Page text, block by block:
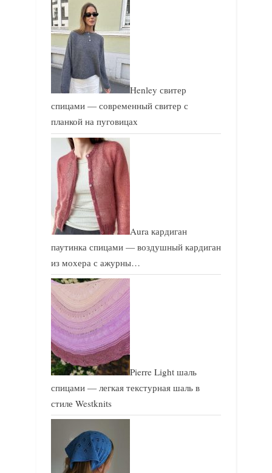
Henley свитер
спицами — современный свитер с
планкой на пуговицах
Aura кардиган
паутинка спицами — воздушный кардиган
из мохера с ажурны…
Pierre Light шаль
спицами — легкая текстурная шаль в
стиле Westknits